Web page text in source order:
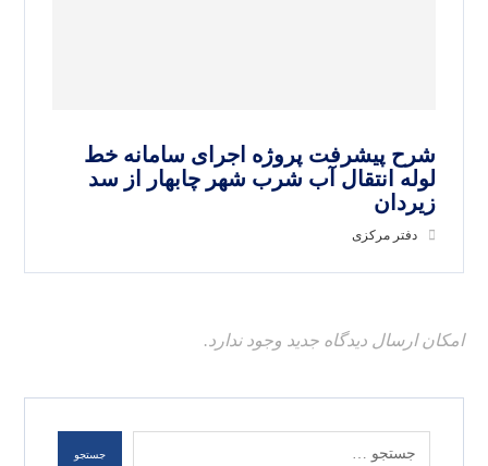
شرح پیشرفت پروژه اجرای سامانه خط
لوله انتقال آب شرب شهر چابهار از سد
زیردان
دفتر مرکزی
امکان ارسال دیدگاه جدید وجود ندارد.